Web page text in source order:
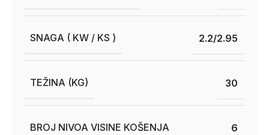
SNAGA ( KW / KS ) 2.2/2.95
TEŽINA (KG) 30
BROJ NIVOA VISINE KOŠENJA 6